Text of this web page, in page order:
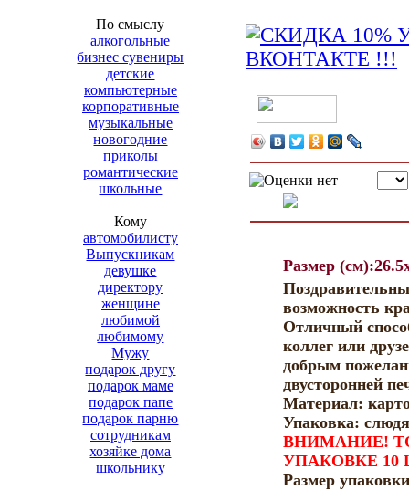
По смыслу
алкогольные
бизнес сувениры
детские
компьютерные
корпоративные
музыкальные
новогодние
приколы
романтические
школьные
Кому
автомобилисту
Выпускникам
девушке
директору
женщине
любимой
любимому
Мужу
подарок другу
подарок маме
подарок папе
подарок парню
сотрудникам
хозяйке дома
школьнику
Размер
возможность
Отличный
коллег или
добрым
двусторонней
Материал:
Упаковка:
ВНИМАНИЕ!
УПАКОВКЕ 10
Размер